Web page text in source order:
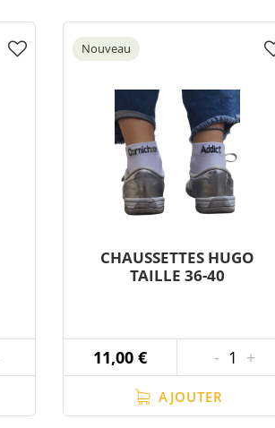
Nouveau
CHAUSSETTES HUGO
TAILLE 36-40
11,00 € - 1 +
AJOUTER